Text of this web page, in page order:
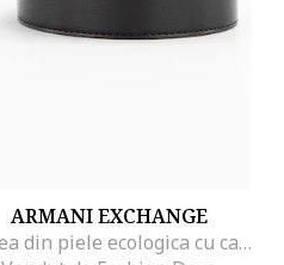
ARMANI EXCHANGE
Curea din piele ecologica cu catarama cu logo